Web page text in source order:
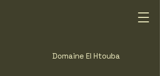
Domaine El Htouba